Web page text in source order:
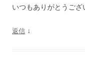
いつもありがとうござ
返信 ↓